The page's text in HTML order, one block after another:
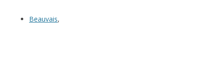
Beauvais,